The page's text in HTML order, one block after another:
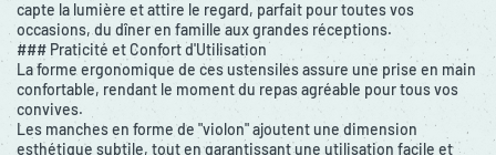
capte la lumière et attire le regard, parfait pour toutes vos
occasions, du dîner en famille aux grandes réceptions.
### Praticité et Confort d'Utilisation
La forme ergonomique de ces ustensiles assure une prise en main
confortable, rendant le moment du repas agréable pour tous vos
convives.
Les manches en forme de "violon" ajoutent une dimension
esthétique subtile, tout en garantissant une utilisation facile et